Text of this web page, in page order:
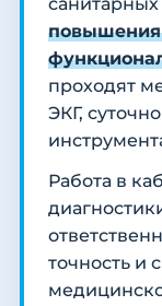
проходят
ЭКГ,
Работа в
точность и